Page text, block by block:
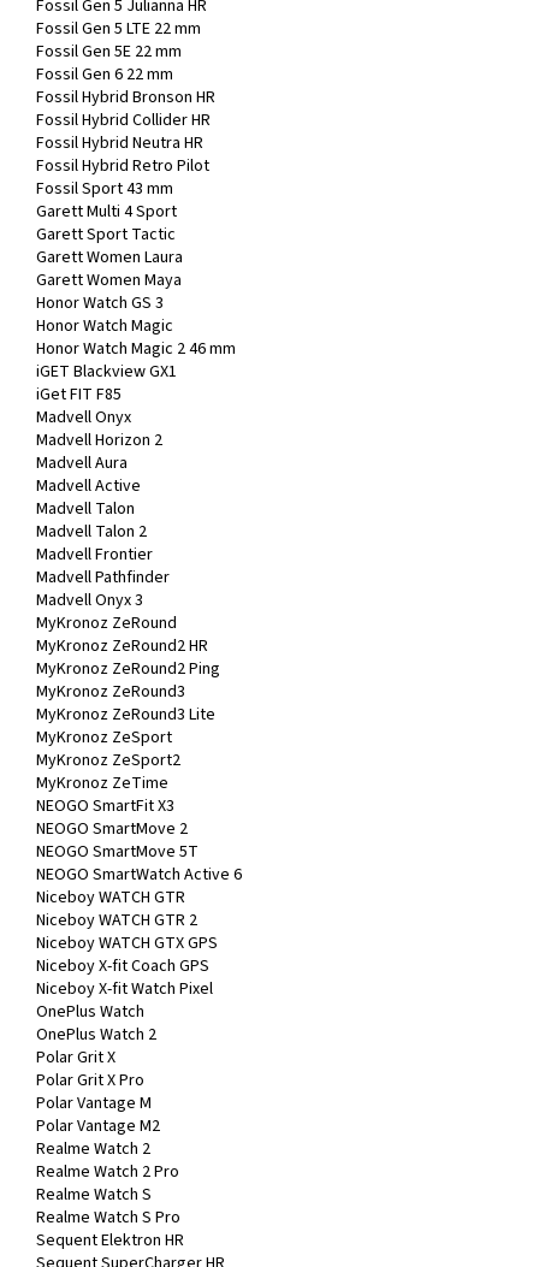
Fossil Gen 5 Julianna HR
Fossil Gen 5 LTE 22 mm
Fossil Gen 5E 22 mm
Fossil Gen 6 22 mm
Fossil Hybrid Bronson HR
Fossil Hybrid Collider HR
Fossil Hybrid Neutra HR
Fossil Hybrid Retro Pilot
Fossil Sport 43 mm
Garett Multi 4 Sport
Garett Sport Tactic
Garett Women Laura
Garett Women Maya
Honor Watch GS 3
Honor Watch Magic
Honor Watch Magic 2 46 mm
iGET Blackview GX1
iGet FIT F85
Madvell Onyx
Madvell Horizon 2
Madvell Aura
Madvell Active
Madvell Talon
Madvell Talon 2
Madvell Frontier
Madvell Pathfinder
Madvell Onyx 3
MyKronoz ZeRound
MyKronoz ZeRound2 HR
MyKronoz ZeRound2 Ping
MyKronoz ZeRound3
MyKronoz ZeRound3 Lite
MyKronoz ZeSport
MyKronoz ZeSport2
MyKronoz ZeTime
NEOGO SmartFit X3
NEOGO SmartMove 2
NEOGO SmartMove 5T
NEOGO SmartWatch Active 6
Niceboy WATCH GTR
Niceboy WATCH GTR 2
Niceboy WATCH GTX GPS
Niceboy X-fit Coach GPS
Niceboy X-fit Watch Pixel
OnePlus Watch
OnePlus Watch 2
Polar Grit X
Polar Grit X Pro
Polar Vantage M
Polar Vantage M2
Realme Watch 2
Realme Watch 2 Pro
Realme Watch S
Realme Watch S Pro
Sequent Elektron HR